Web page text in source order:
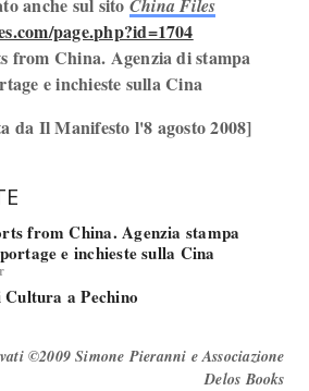
China Files
page.php?id=1704
from China. Agenzia di stampa
e inchieste sulla Cina
da Il Manifesto l'8 agosto 2008]
from China. Agenzia stampa
e inchieste sulla Cina
a Pechino
©2009 Simone Pieranni e Associazione
Delos Books